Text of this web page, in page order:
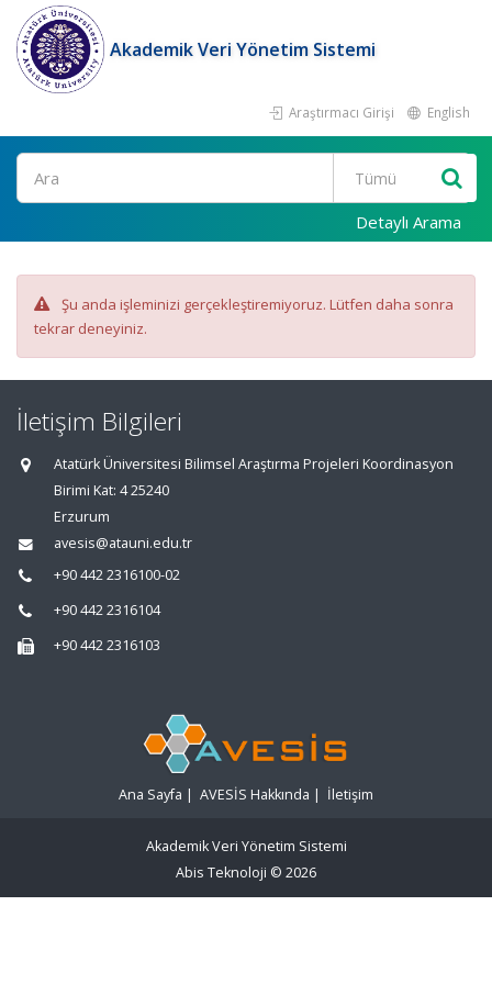
Akademik Veri Yönetim Sistemi
Araştırmacı Girişi English
Ara
Detaylı Arama
Şu anda işleminizi gerçekleştiremiyoruz. Lütfen daha sonra
tekrar deneyiniz.
İletişim Bilgileri
Atatürk Üniversitesi Bilimsel Araştırma Projeleri Koordinasyon
Birimi Kat: 4 25240
Erzurum
avesis@atauni.edu.tr
+90 442 2316100-02
+90 442 2316104
+90 442 2316103
Ana Sayfa | AVESİS Hakkında | İletişim
Akademik Veri Yönetim Sistemi
Abis Teknoloji © 2026